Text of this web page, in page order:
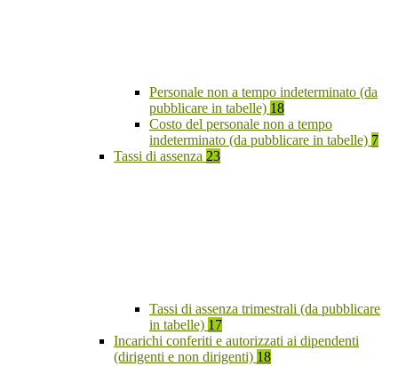
Personale non a tempo indeterminato (da
pubblicare in tabelle) 18
Costo del personale non a tempo
indeterminato (da pubblicare in tabelle) 7
Tassi di assenza 23
Tassi di assenza trimestrali (da pubblicare
in tabelle) 17
Incarichi conferiti e autorizzati ai dipendenti
(dirigenti e non dirigenti) 18